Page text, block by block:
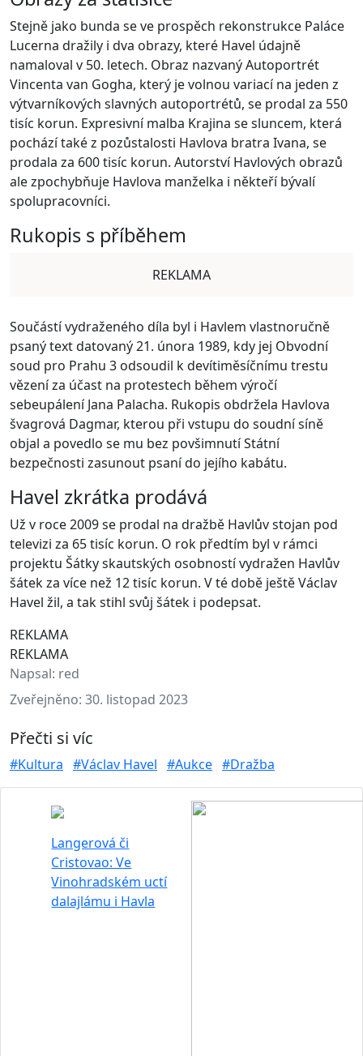
Stejně jako bunda se ve prospěch rekonstrukce Paláce
Lucerna dražily i dva obrazy, které Havel údajně
namaloval v 50. letech. Obraz nazvaný Autoportrét
Vincenta van Gogha, který je volnou variací na jeden z
výtvarníkových slavných autoportrétů, se prodal za 550
tisíc korun. Expresivní malba Krajina se sluncem, která
pochází také z pozůstalosti Havlova bratra Ivana, se
prodala za 600 tisíc korun. Autorství Havlových obrazů
ale zpochybňuje Havlova manželka i někteří bývalí
spolupracovníci.
Rukopis s příběhem
REKLAMA
Součástí vydraženého díla byl i Havlem vlastnoručně
psaný text datovaný 21. února 1989, kdy jej Obvodní
soud pro Prahu 3 odsoudil k devítiměsíčnímu trestu
vězení za účast na protestech během výročí
sebeupálení Jana Palacha. Rukopis obdržela Havlova
švagrová Dagmar, kterou při vstupu do soudní síně
objal a povedlo se mu bez povšimnutí Státní
bezpečnosti zasunout psaní do jejího kabátu.
Havel zkrátka prodává
Už v roce 2009 se prodal na dražbě Havlův stojan pod
televizi za 65 tisíc korun. O rok předtím byl v rámci
projektu Šátky skautských osobností vydražen Havlův
šátek za více než 12 tisíc korun. V té době ještě Václav
Havel žil, a tak stihl svůj šátek i podepsat.
REKLAMA
REKLAMA
Napsal: red
Zveřejněno: 30. listopad 2023
Přečti si víc
#Kultura #Václav Havel #Aukce #Dražba
Langerová či
Cristovao: Ve
Vinohradském uctí
dalajlámu i Havla